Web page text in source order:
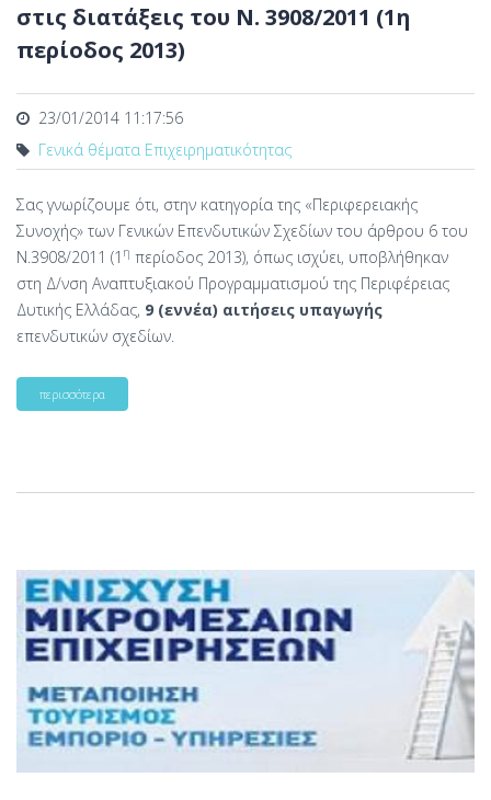
στις διατάξεις του Ν. 3908/2011 (1η
περίοδος 2013)
23/01/2014 11:17:56
Γενικά θέματα Επιχειρηματικότητας
Σας γνωρίζουμε ότι, στην κατηγορία της «Περιφερειακής
Συνοχής» των Γενικών Επενδυτικών Σχεδίων του άρθρου 6 του
Ν.3908/2011 (1 η περίοδος 2013), όπως ισχύει, υποβλήθηκαν
στη Δ/νση Αναπτυξιακού Προγραμματισμού της Περιφέρειας
Δυτικής Ελλάδας, 9 (εννέα) αιτήσεις υπαγωγής
επενδυτικών σχεδίων.
περισσότερα